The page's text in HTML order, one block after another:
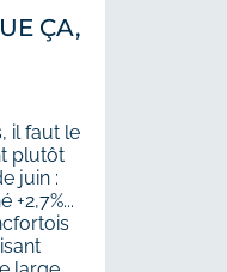
ÇA,
il faut le
plutôt
juin :